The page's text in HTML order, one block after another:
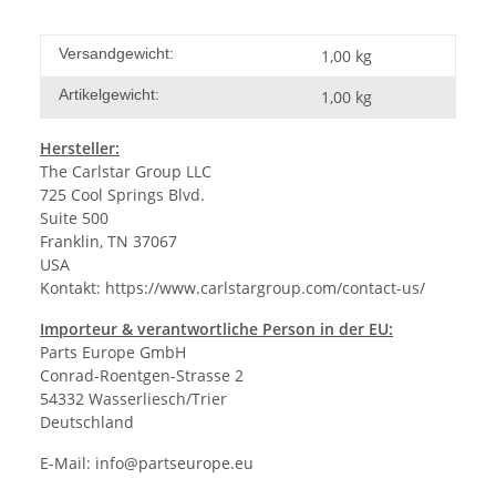
Versandgewicht: 1,00 kg
Artikelgewicht: 1,00 kg
Hersteller:
The Carlstar Group LLC
725 Cool Springs Blvd.
Suite 500
Franklin, TN 37067
USA
Kontakt: https://www.carlstargroup.com/contact-us/
Importeur & verantwortliche Person in der EU:
Parts Europe GmbH
Conrad-Roentgen-Strasse 2
54332 Wasserliesch/Trier
Deutschland
E-Mail: info@partseurope.eu